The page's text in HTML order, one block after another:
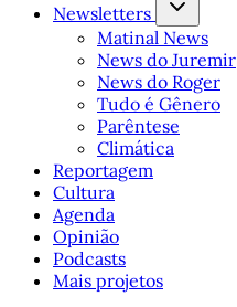
Newsletters
Matinal News
News do Juremir
News do Roger
Tudo é Gênero
Parêntese
Climática
Reportagem
Cultura
Agenda
Opinião
Podcasts
Mais projetos